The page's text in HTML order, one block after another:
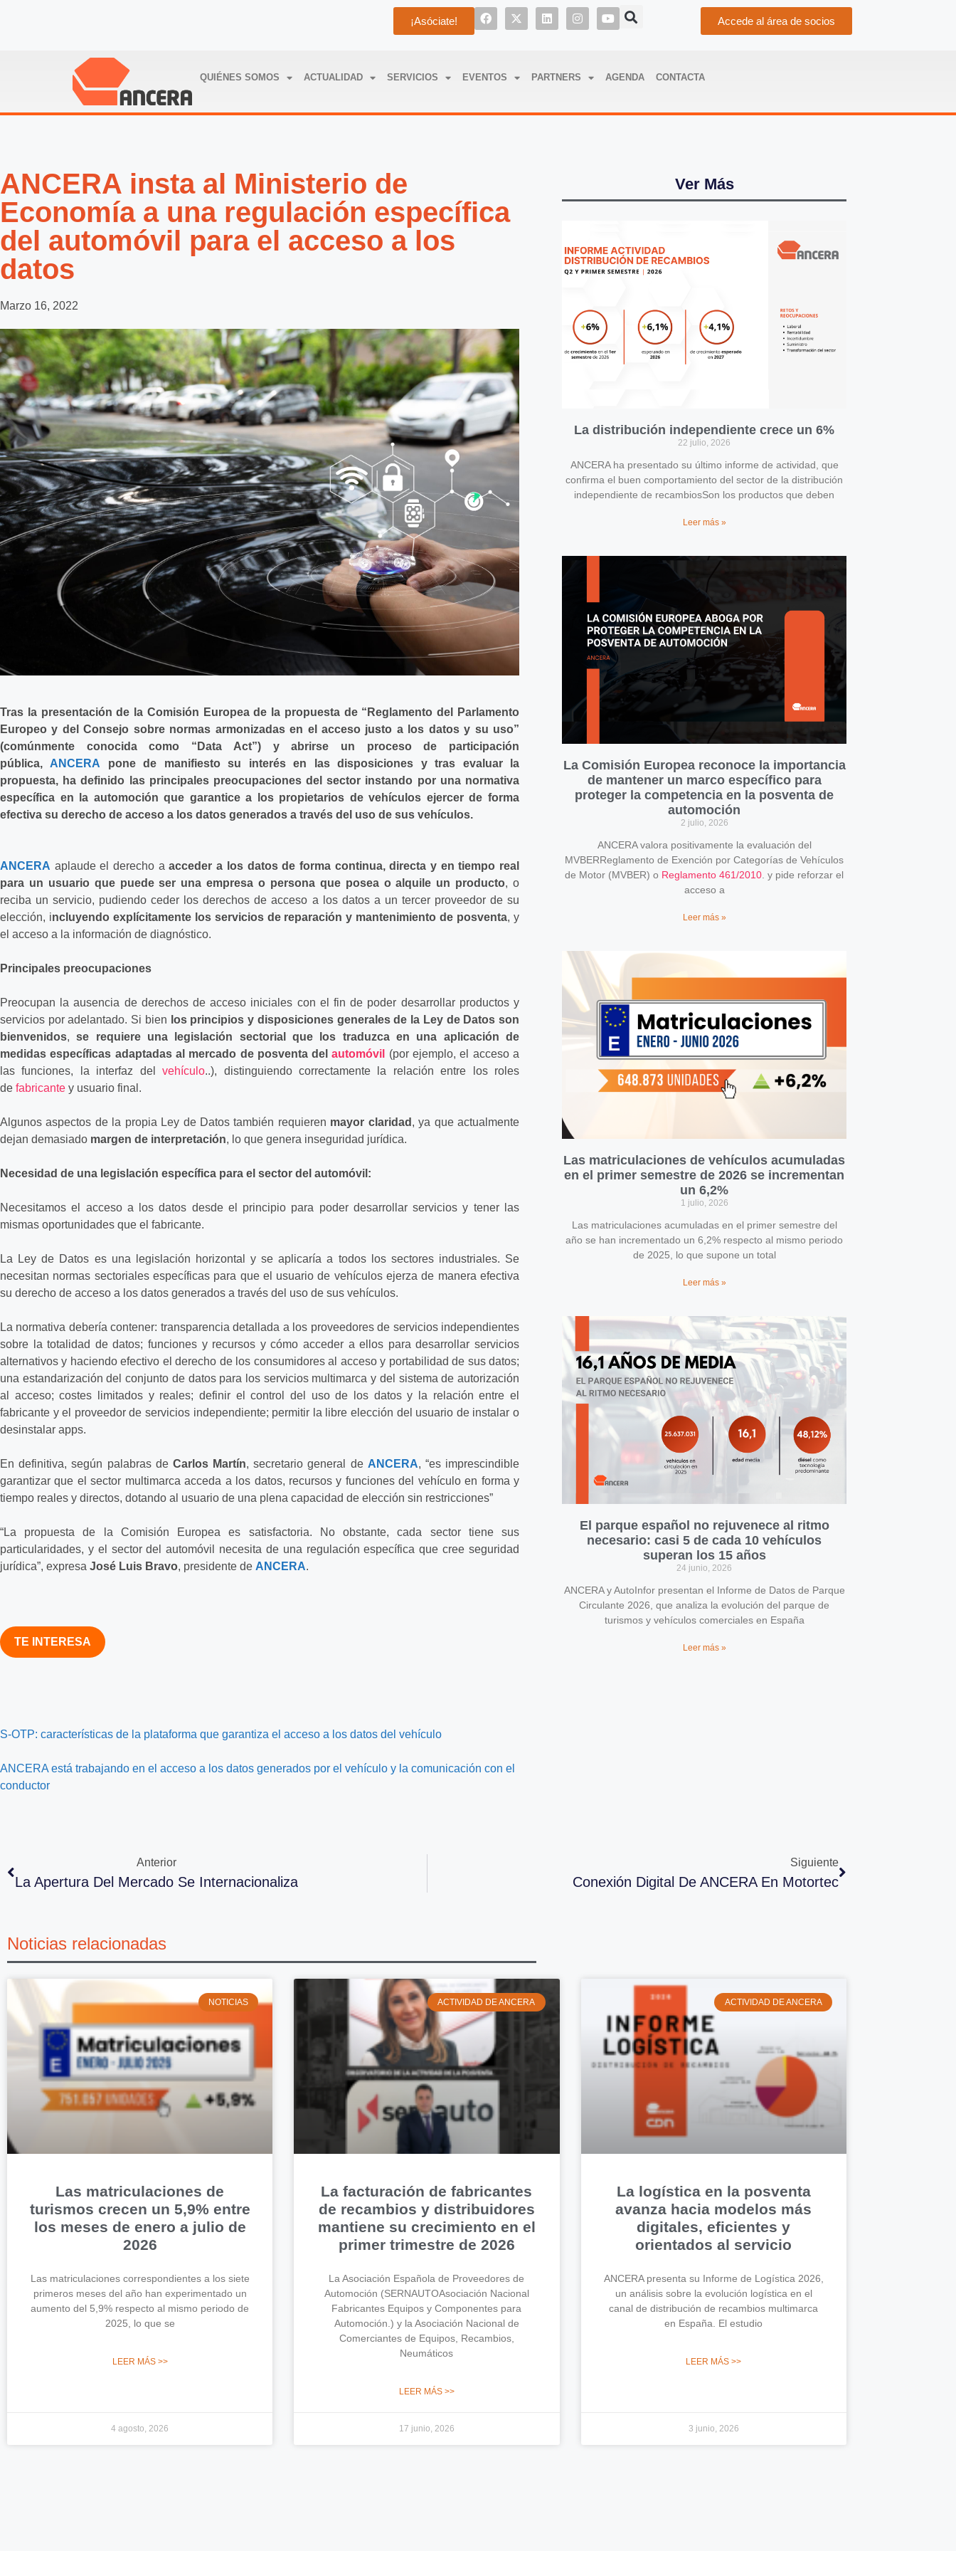
¡Asóciate! Accede al área de socios
QUIÉNES SOMOS ACTUALIDAD SERVICIOS EVENTOS PARTNERS AGENDA CONTACTA
ANCERA insta al Ministerio de
Economía a una regulación específica
del automóvil para el acceso a los
datos
Marzo 16, 2022
Tras la presentación de la Comisión Europea de la propuesta de “Reglamento del Parlamento
Europeo y del Consejo sobre normas armonizadas en el acceso justo a los datos y su uso”
(comúnmente conocida como “Data Act”) y abrirse un proceso de participación
pública, ANCERA pone de manifiesto su interés en las disposiciones y tras evaluar la
propuesta, ha definido las principales preocupaciones del sector instando por una normativa
específica en la automoción que garantice a los propietarios de vehículos ejercer de forma
efectiva su derecho de acceso a los datos generados a través del uso de sus vehículos.
ANCERA aplaude el derecho aacceder a los datos de forma continua, directa y en tiempo real
para un usuario que puede ser una empresa o persona que posea o alquile un producto, o
reciba un servicio, pudiendo ceder los derechos de acceso a los datos a un tercer proveedor de su
elección, incluyendo explícitamente los servicios de reparación y mantenimiento de posventa, y
el acceso a la información de diagnóstico.
Principales preocupaciones
Preocupan la ausencia de derechos de acceso iniciales con el fin de poder desarrollar productos y
servicios por adelantado. Si bien los principios y disposiciones generales de la Ley de Datos son
bienvenidos,se requiere una legislación sectorial que los traduzca en una aplicación de
medidas específicas adaptadas al mercado de posventa delautomóvil
(por ejemplo, el acceso a
las funciones, la interfaz delvehículo..), distinguiendo correctamente la relación entre los roles
de fabricante y usuario final.
Algunos aspectos de la propia Ley de Datos también requieren mayor claridad , ya que actualmente
dejan demasiado margen de interpretación, lo que genera inseguridad jurídica.
Necesidad de una legislación específica para el sector del automóvil:
Necesitamos el acceso a los datos desde el principio para poder desarrollar servicios y tener las
mismas oportunidades que el fabricante.
La Ley de Datos es una legislación horizontal y se aplicaría a todos los sectores industriales. Se
necesitan normas sectoriales específicas para que el usuario de vehículos ejerza de manera efectiva
su derecho de acceso a los datos generados a través del uso de sus vehículos.
La normativa debería contener: transparencia detallada a los proveedores de servicios independientes
sobre la totalidad de datos; funciones y recursos y cómo acceder a ellos para desarrollar servicios
alternativos y haciendo efectivo el derecho de los consumidores al acceso y portabilidad de sus datos;
una estandarización del conjunto de datos para los servicios multimarca y del sistema de autorización
al acceso; costes limitados y reales; definir el control del uso de los datos y la relación entre el
fabricante y el proveedor de servicios independiente; permitir la libre elección del usuario de instalar o
desinstalar apps.
En definitiva, según palabras de Carlos Martín, secretario general de ANCERA, “es imprescindible
garantizar que el sector multimarca acceda a los datos, recursos y funciones del vehículo en forma y
tiempo reales y directos, dotando al usuario de una plena capacidad de elección sin restricciones”
“La propuesta de la Comisión Europea es satisfactoria. No obstante, cada sector tiene sus
particularidades, y el sector del automóvil necesita de una regulación específica que cree seguridad
jurídica”, expresa José Luis Bravo, presidente de ANCERA.
TE INTERESA
S-OTP: características de la plataforma que garantiza el acceso a los datos del vehículo
ANCERA está trabajando en el acceso a los datos generados por el vehículo y la comunicación con el
conductor
Ver Más
La distribución independiente crece un 6%
22 julio, 2026
ANCERA ha presentado su último informe de actividad, que
confirma el buen comportamiento del sector de la distribución
independiente de recambiosSon los productos que deben
Leer más »
La Comisión Europea reconoce la importancia
de mantener un marco específico para
proteger la competencia en la posventa de
automoción
2 julio, 2026
ANCERA valora positivamente la evaluación del
MVBERReglamento de Exención por Categorías de Vehículos
de Motor (MVBER) o Reglamento 461/2010 . y pide reforzar el
acceso a
Leer más »
Las matriculaciones de vehículos acumuladas
en el primer semestre de 2026 se incrementan
un 6,2%
1 julio, 2026
Las matriculaciones acumuladas en el primer semestre del
año se han incrementado un 6,2% respecto al mismo periodo
de 2025, lo que supone un total
Leer más »
El parque español no rejuvenece al ritmo
necesario: casi 5 de cada 10 vehículos
superan los 15 años
24 junio, 2026
ANCERA y AutoInfor presentan el Informe de Datos de Parque
Circulante 2026, que analiza la evolución del parque de
turismos y vehículos comerciales en España
Leer más »
Anterior
La Apertura Del Mercado Se Internacionaliza
Siguiente
Conexión Digital De ANCERA En Motortec
Noticias relacionadas
NOTICIAS
Las matriculaciones de
turismos crecen un 5,9% entre
los meses de enero a julio de
2026
Las matriculaciones correspondientes a los siete
primeros meses del año han experimentado un
aumento del 5,9% respecto al mismo periodo de
2025, lo que se
LEER MÁS >>
4 agosto, 2026
ACTIVIDAD DE ANCERA
La facturación de fabricantes
de recambios y distribuidores
mantiene su crecimiento en el
primer trimestre de 2026
La Asociación Española de Proveedores de
Automoción (SERNAUTOAsociación Nacional
Fabricantes Equipos y Componentes para
Automoción.) y la Asociación Nacional de
Comerciantes de Equipos, Recambios,
Neumáticos
LEER MÁS >>
17 junio, 2026
ACTIVIDAD DE ANCERA
La logística en la posventa
avanza hacia modelos más
digitales, eficientes y
orientados al servicio
ANCERA presenta su Informe de Logística 2026,
un análisis sobre la evolución logística en el
canal de distribución de recambios multimarca
en España. El estudio
LEER MÁS >>
3 junio, 2026